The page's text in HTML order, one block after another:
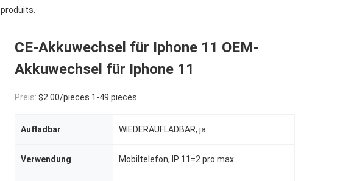
produits.
CE-Akkuwechsel für Iphone 11 OEM-
Akkuwechsel für Iphone 11
Preis: $2.00/pieces 1-49 pieces
Aufladbar WIEDERAUFLADBAR, ja
Verwendung Mobiltelefon, IP 11=2 pro max.